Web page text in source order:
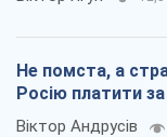
Не помста, а
Росію платити за
Віктор Андрусів